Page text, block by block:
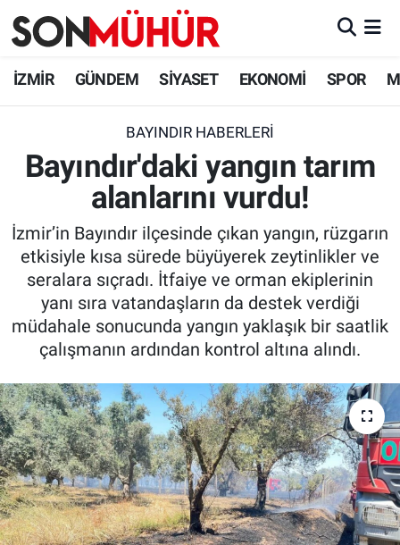
İZMİR GÜNDEM SİYASET EKONOMİ SPOR
BAYINDIR HABERLERI
Bayındır'daki yangın tarım
alanlarını vurdu!
İzmir’in Bayındır ilçesinde çıkan yangın, rüzgarın
etkisiyle kısa sürede büyüyerek zeytinlikler ve
seralara sıçradı. İtfaiye ve orman ekiplerinin
yanı sıra vatandaşların da destek verdiği
müdahale sonucunda yangın yaklaşık bir saatlik
çalışmanın ardından kontrol altına alındı.
İzmir Nöbetçi Eczaneler
İzmir Namaz Vakitleri
İzmir Trafik Yoğunluk Haritası
Süper Lig Puan Durumu ve Fikstür
Tüm Manşetler
Son Dakika Haberleri
Haber Arşivi